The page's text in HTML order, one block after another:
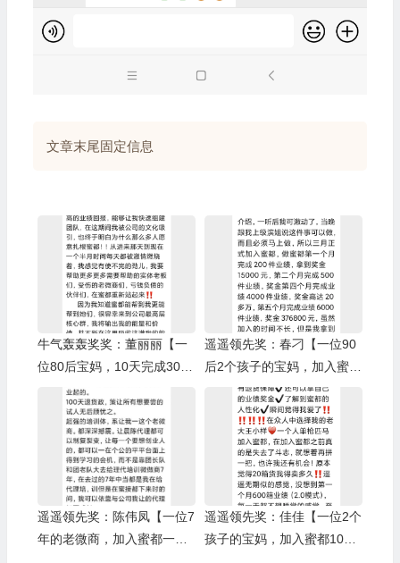
文章末尾固定信息
牛气轰轰奖奖：董丽丽【一
位80后宝妈，10天完成3000
箱业绩】/树人奖：小啄
遥遥领先奖：春刁【一位90
后2个孩子的宝妈，加入蜜都
5个月完成6000箱业绩】/上
级伯乐奖：Yuki
遥遥领先奖：陈伟凤【一位7
年的老微商，加入蜜都一个
遥遥领先奖：佳佳【一位2个
孩子的宝妈，加入蜜都10个